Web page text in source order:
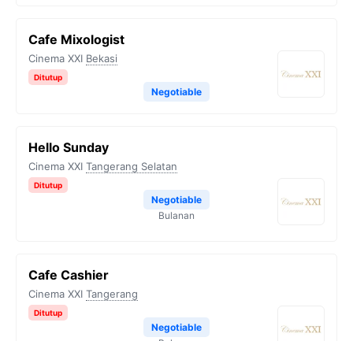
Cafe Mixologist
Cinema XXI Bekasi
Ditutup
Negotiable
Hello Sunday
Cinema XXI Tangerang Selatan
Ditutup
Negotiable
Bulanan
Cafe Cashier
Cinema XXI Tangerang
Ditutup
Negotiable